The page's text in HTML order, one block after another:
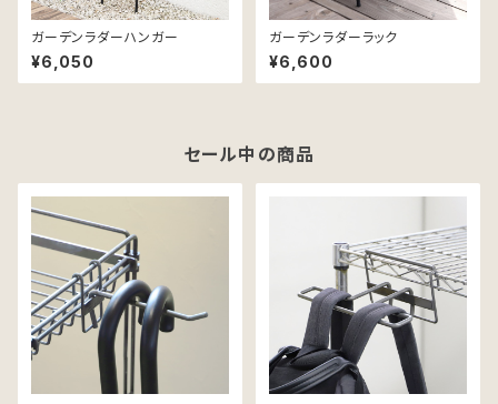
ガーデンラダーハンガー
¥6,050
ガーデンラダーラック
¥6,600
セール中の商品